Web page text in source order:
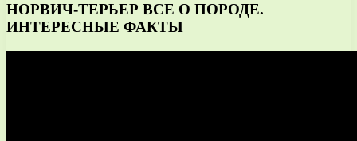
НОРВИЧ-ТЕРЬЕР ВСЕ О ПОРОДЕ.
ИНТЕРЕСНЫЕ ФАКТЫ